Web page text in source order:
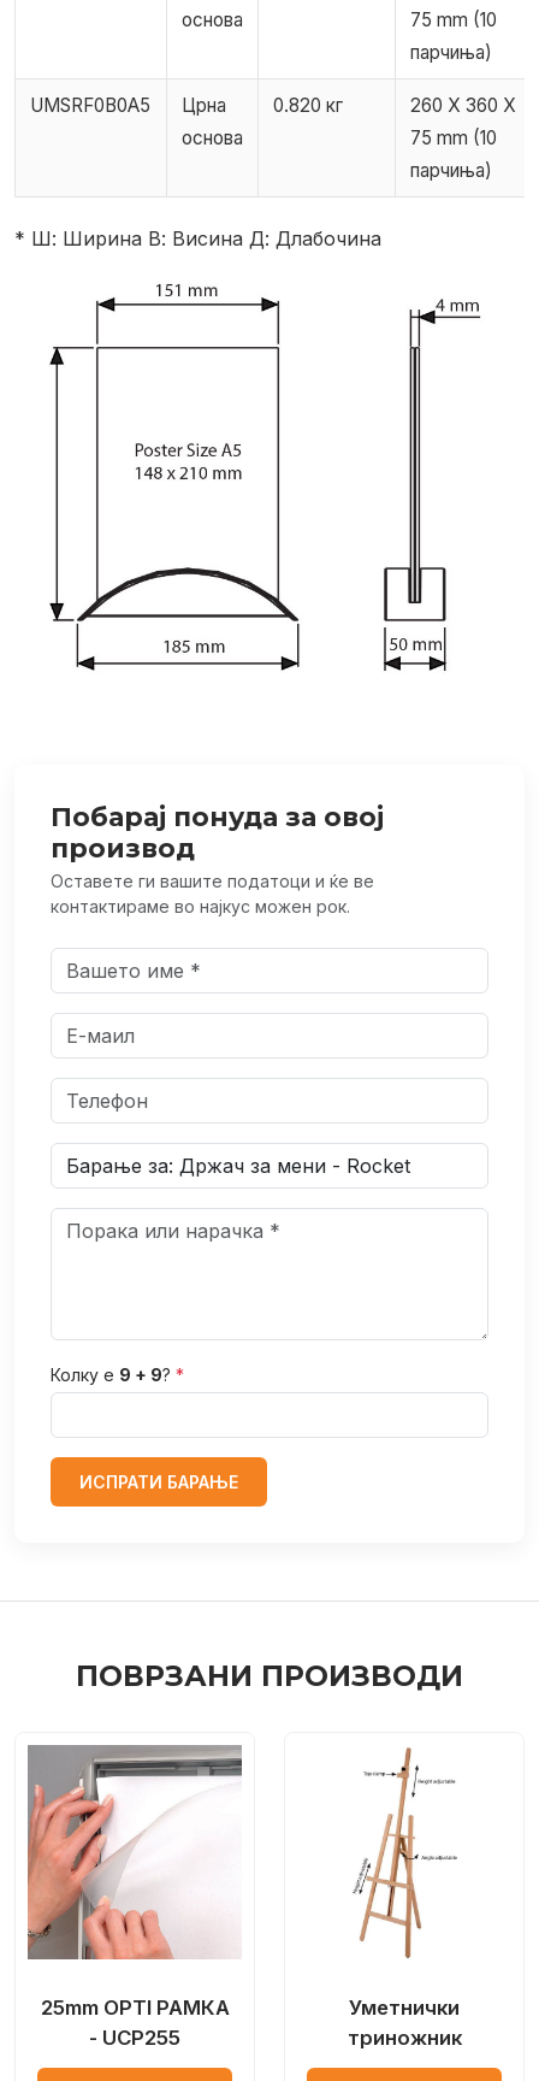
основа
75 mm (10
парчиња)
UMSRF0B0A5
Црна
основа
0.820 кг
260 X 360 X
75 mm (10
парчиња)
* Ш: Ширина В: Висина Д: Длабочина
Побарај понуда за овој
производ
Оставете ги вашите податоци и ќе ве
контактираме во најкус можен рок.
Колку е 9 + 9? *
ИСПРАТИ БАРАЊЕ
ПОВРЗАНИ ПРОИЗВОДИ
25mm OPTI РАМКА
- UCP255
Уметнички
триножник